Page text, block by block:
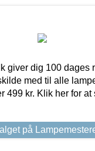
giver dig 100 dages
med til alle
499 kr. Klik her for at
på